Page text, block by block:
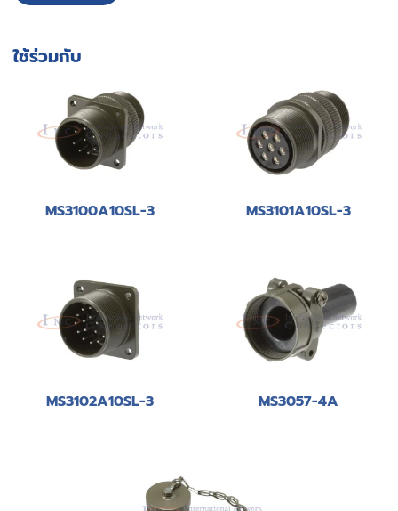
ใช้ร่วมกับ
MS3100A10SL-3 MS3101A10SL-3
MS3102A10SL-3 MS3057-4A